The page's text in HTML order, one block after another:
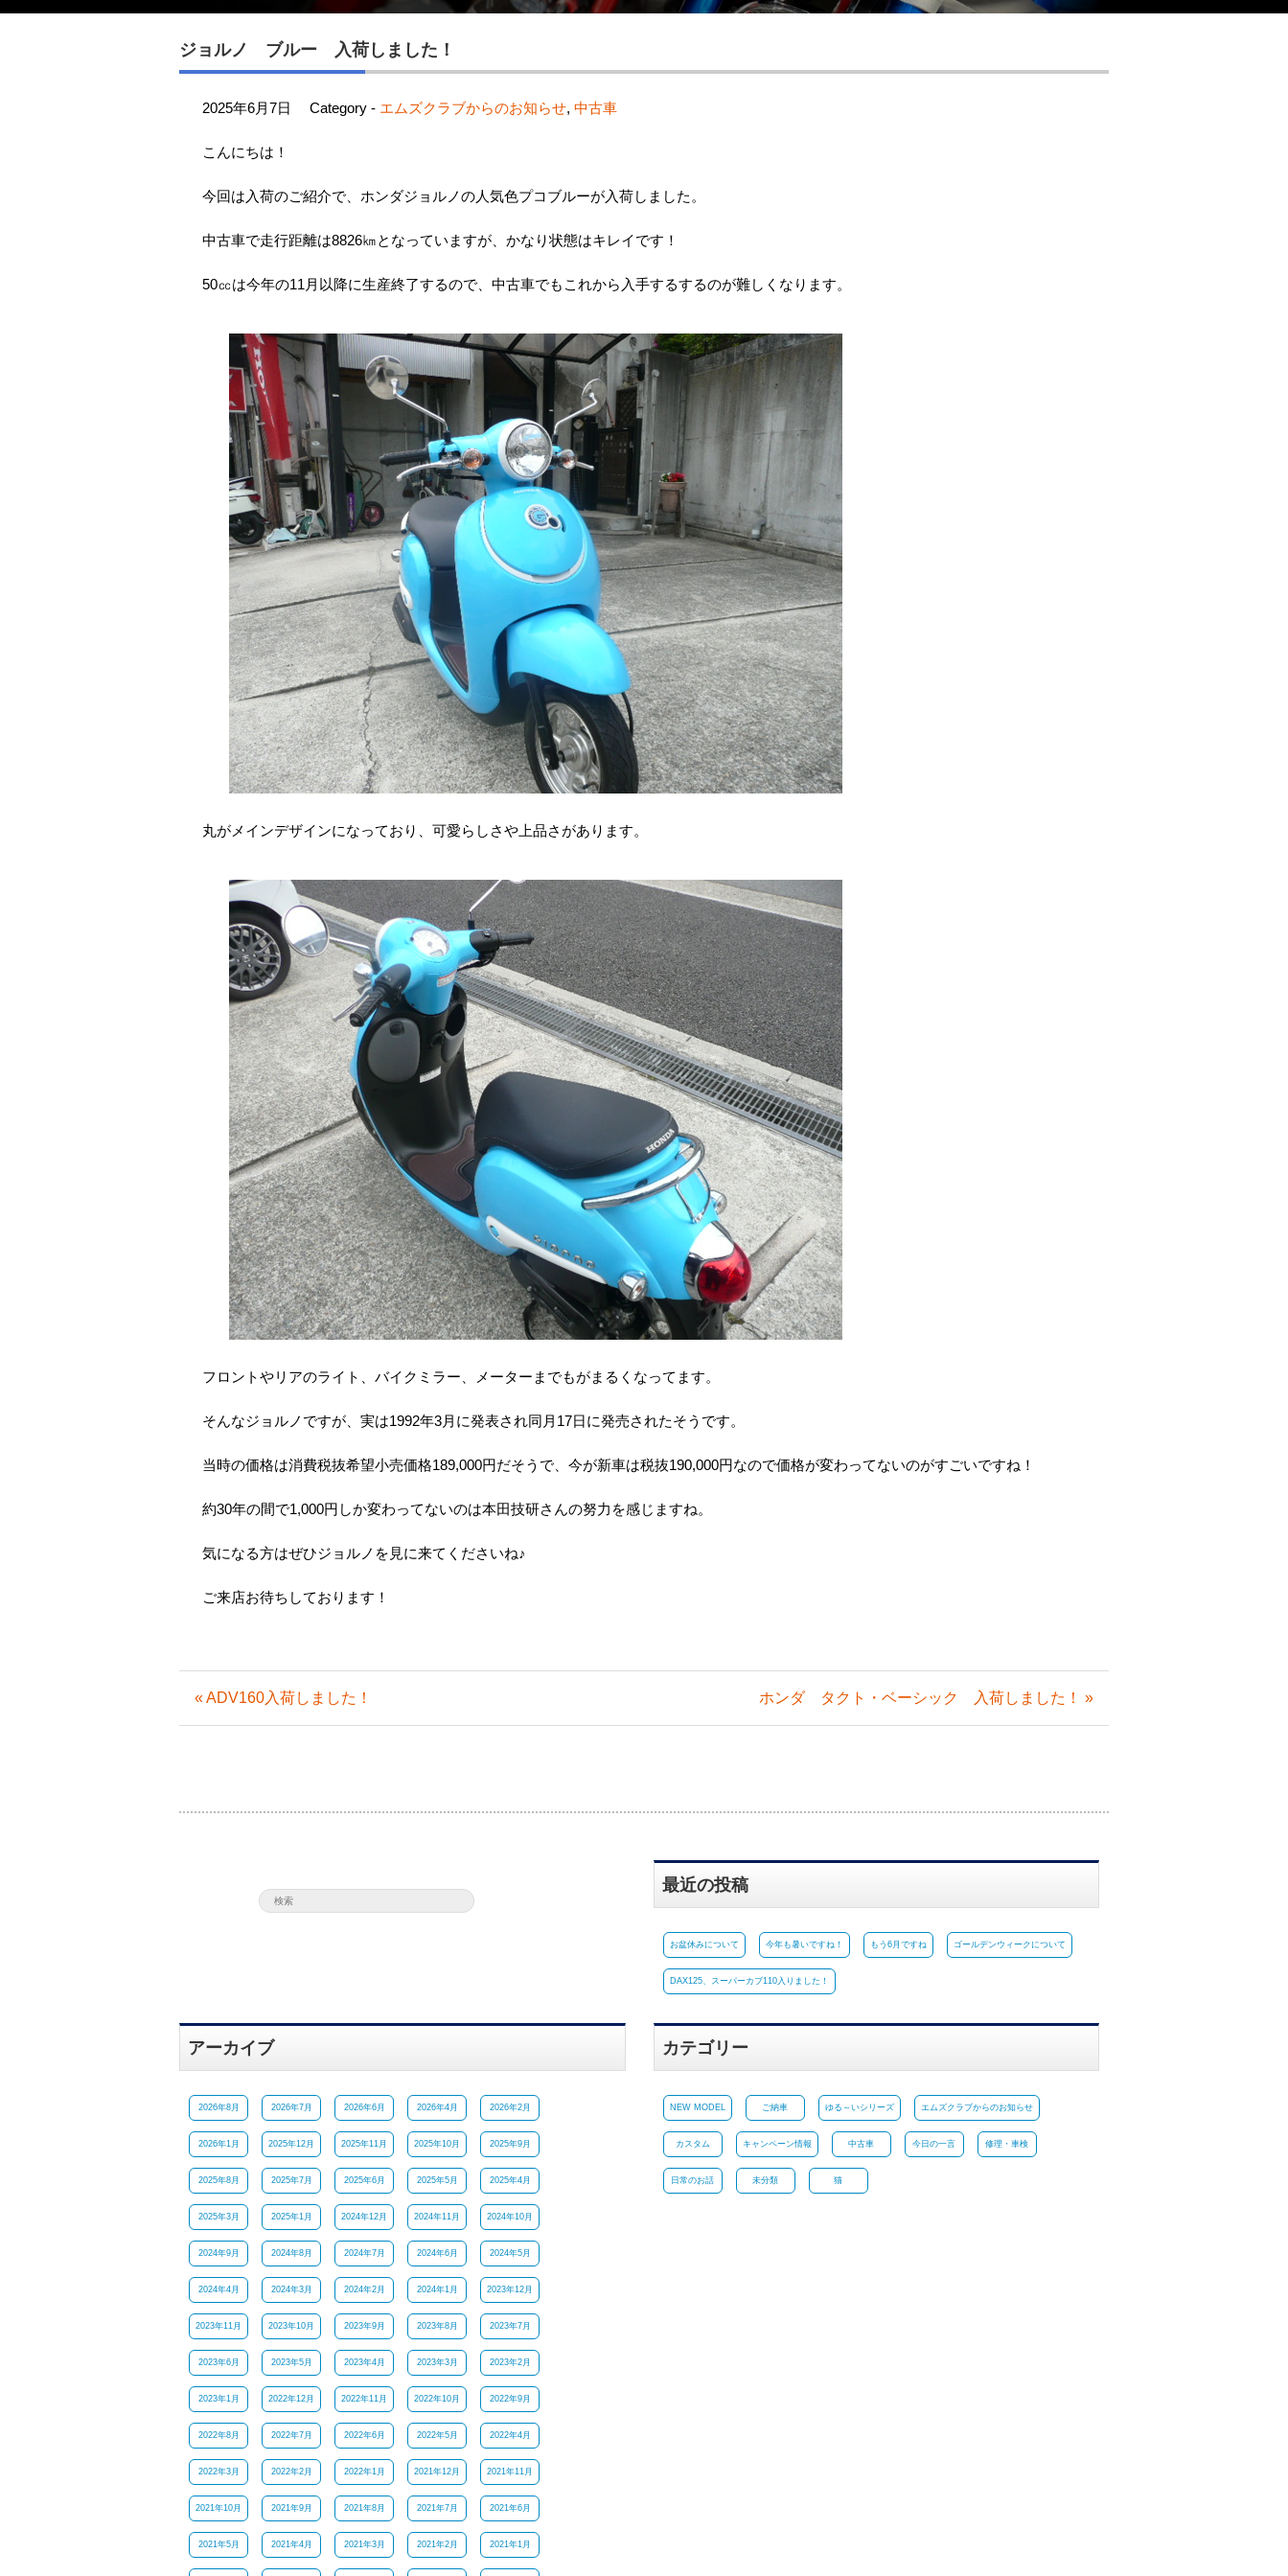
ジョルノ ブルー 入荷しました！
2025年6月7日 Category - エムズクラブからのお知らせ,中古車
こんにちは！
今回は入荷のご紹介で、ホンダジョルノの人気色プコブルーが入荷しました。
中古車で走行距離は8826㎞となっていますが、かなり状態はキレイです！
50㏄は今年の11月以降に生産終了するので、中古車でもこれから入手するするのが難しくなります。
丸がメインデザインになっており、可愛らしさや上品さがあります。
フロントやリアのライト、バイクミラー、メーターまでもがまるくなってます。
そんなジョルノですが、実は1992年3月に発表され同月17日に発売されたそうです。
当時の価格は消費税抜希望小売価格189,000円だそうで、今が新車は税抜190,000円なので価格が変わってないのがすごいですね！
約30年の間で1,000円しか変わってないのは本田技研さんの努力を感じますね。
気になる方はぜひジョルノを見に来てくださいね♪
ご来店お待ちしております！
« ADV160入荷しました！ ホンダ タクト・ベーシック 入荷しました！ »
最近の投稿
お盆休みについて 今年も暑いですね！ もう6月ですね ゴールデンウィークについて
DAX125、スーパーカブ110入りました！
アーカイブ
2026年8月 2026年7月 2026年6月 2026年4月 2026年2月
2026年1月 2025年12月 2025年11月 2025年10月 2025年9月
2025年8月 2025年7月 2025年6月 2025年5月 2025年4月
2025年3月 2025年1月 2024年12月 2024年11月 2024年10月
2024年9月 2024年8月 2024年7月 2024年6月 2024年5月
2024年4月 2024年3月 2024年2月 2024年1月 2023年12月
2023年11月 2023年10月 2023年9月 2023年8月 2023年7月
2023年6月 2023年5月 2023年4月 2023年3月 2023年2月
2023年1月 2022年12月 2022年11月 2022年10月 2022年9月
2022年8月 2022年7月 2022年6月 2022年5月 2022年4月
2022年3月 2022年2月 2022年1月 2021年12月 2021年11月
2021年10月 2021年9月 2021年8月 2021年7月 2021年6月
2021年5月 2021年4月 2021年3月 2021年2月 2021年1月
カテゴリー
NEW MODEL ご納車 ゆる～いシリーズ エムズクラブからのお知らせ
カスタム キャンペーン情報 中古車 今日の一言 修理・車検
日常のお話 未分類 猫